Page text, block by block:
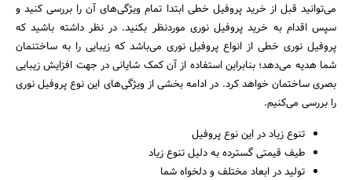
می‌توانید قبل از خرید پروفیل خطی ابتدا تمام ویژگی‌های آن را بررسی کنید و
سپس اقدام به خرید پروفیل نوری موردنظر بکنید. در نظر داشته باشید که
پروفیل نوری خطی از انواع پروفیل نوری می‌باشد که زیبایی را به ساختنمان
شما هدیه می‌دهد؛ بنابراین استفاده از آن کمک شایانی در جهت افزایش زیبایی
بصری ساختمان خواهد کرد. در ادامه بخشی از ویژگی‌های این نوع پروفیل نوری
را بررسی می‌کنیم.
تنوع زیاد در این نوع پروفیل
طیف قیمتی گسترده به دلیل تنوع زیاد
تولید در ابعاد مختلف و دلخواه شما